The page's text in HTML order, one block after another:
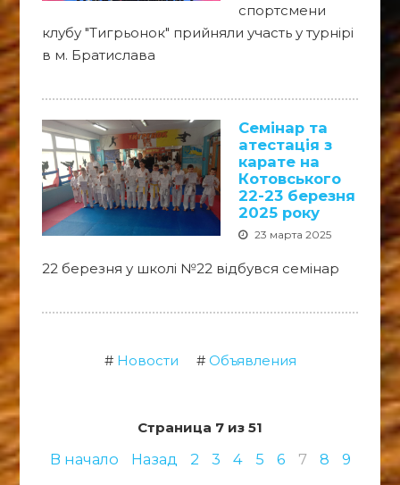
спортсмени
клубу "Тигрьонок" прийняли участь у турнірі
в м. Братислава
Семінар та
атестація з
карате на
Котовського
22-23 березня
2025 року
23 марта 2025
22 березня у школі №22 відбувся семінар
Новости Объявления
Страница 7 из 51
В начало Назад 2 3 4 5 6 7 8 9